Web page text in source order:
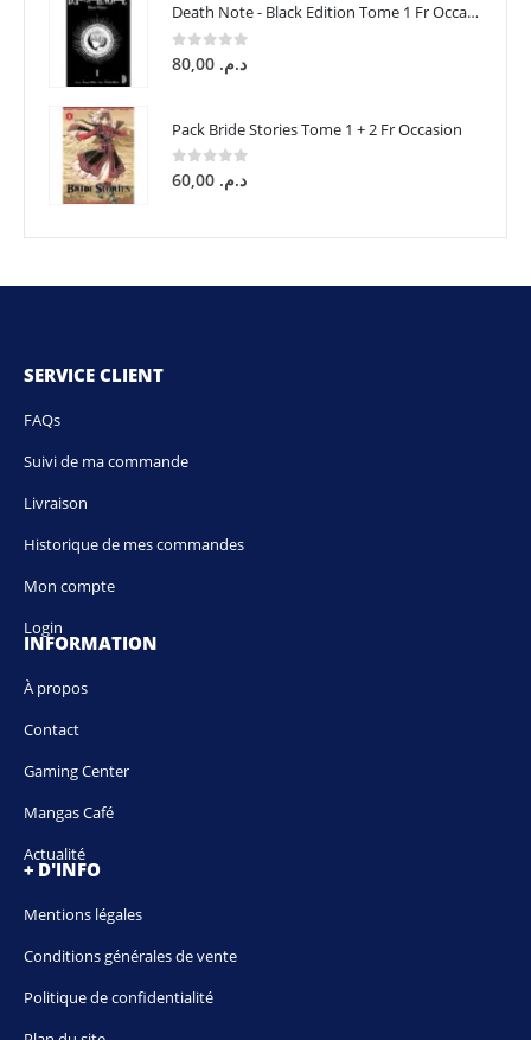
Death Note - Black Edition Tome 1 Fr Occasion
0sur 5د.م.
Pack Bride Stories Tome 1 + 2 Fr Occasion
0sur 5د.م.
SERVICE CLIENT
FAQs
Suivi de ma commande
Livraison
Historique de mes commandes
Mon compte
Login
INFORMATION
À propos
Contact
Gaming Center
Mangas Café
Actualité
+ D'INFO
Mentions légales
Conditions générales de vente
Politique de confidentialité